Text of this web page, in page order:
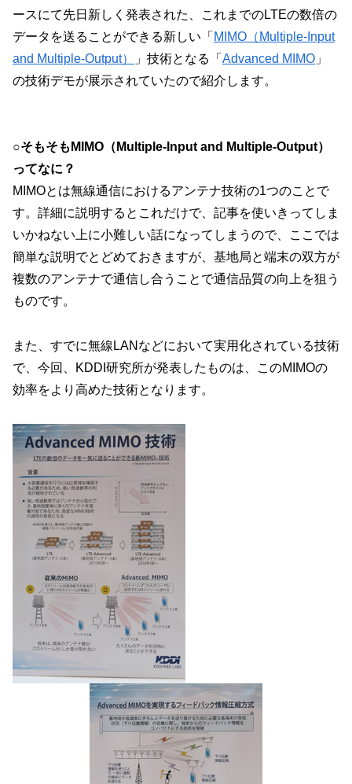
ースにて先日新しく発表された、これまでのLTEの数倍の
データを送ることができる新しい「 MIMO（Multiple-Input
and Multiple-Output）
」技術となる「 Advanced MIMO 」
の技術デモが展示されていたので紹介します。
○そもそもMIMO（Multiple-Input and Multiple-Output）
ってなに？
MIMOとは無線通信におけるアンテナ技術の1つのことで
す。詳細に説明するとこれだけで、記事を使いきってしま
いかねない上に小難しい話になってしまうので、ここでは
簡単な説明でとどめておきますが、基地局と端末の双方が
複数のアンテナで通信し合うことで通信品質の向上を狙う
ものです。
また、すでに無線LANなどにおいて実用化されている技術
で、今回、KDDI研究所が発表したものは、このMIMOの
効率をより高めた技術となります。